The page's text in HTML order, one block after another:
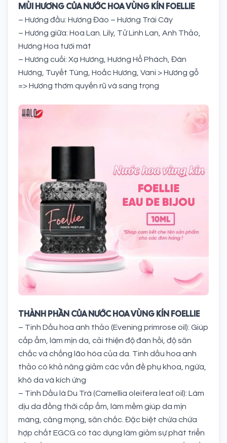
MÙI HƯƠNG CỦA NƯỚC HOA VÙNG KÍN FOELLIE
– Hương đầu: Hương Đào – Hương Trái Cây
– Hương giữa: Hoa Lan. Lily, Tử Linh Lan, Anh Thảo,
Hương Hoa tươi mát
– Hương cuối: Xạ Hương, Hương Hổ Phách, Đàn
Hương, Tuyết Tùng, Hoắc Hương, Vani > Hương gỗ
=> Hương thơm quyến rũ và sang trọng
THÀNH PHẦN CỦA NƯỚC HOA VÙNG KÍN FOELLIE
– Tinh Dầu hoa anh thảo (Evening primrose oil): Giúp
cấp ẩm, làm mịn da, cải thiện độ đàn hồi, độ săn
chắc và chống lão hóa của da. Tinh dầu hoa anh
thảo có khả năng giảm các vấn đề phụ khoa, ngứa,
khô da và kích ứng
– Tinh Dầu là Du Trà (Camellia oleifera leaf oil): Làm
dịu da đồng thời cấp ẩm, làm mềm giúp da mịn
màng, căng mọng, săn chắc. Đặc biệt chứa chứa
hợp chất EGCG có tác dụng làm giảm sự phát triển